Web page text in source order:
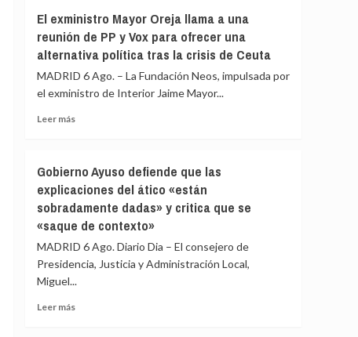
señala
que
al
le
«consta»
a
una
nueva
masiva
el
15
El exministro Mayor Oreja llama a una
reunión de PP y Vox para ofrecer una
alternativa política tras la crisis de Ceuta
MADRID 6 Ago. – La Fundación Neos, impulsada por
el exministro de Interior Jaime Mayor...
Leer másLeer
exministro
Mayor
Oreja
llama
una
reunión
y
Gobierno Ayuso defiende que las
explicaciones del ático «están
sobradamente dadas» y critica que se
«saque de contexto»
MADRID 6 Ago. Diario Dia – El consejero de
Presidencia, Justicia y Administración Local,
Miguel...
Leer másLeer